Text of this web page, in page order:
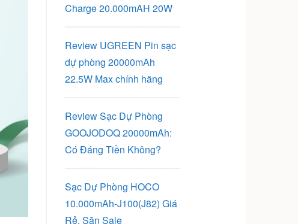
Charge 20.000mAH 20W
Review UGREEN Pin sạc
dự phòng 20000mAh
22.5W Max chính hãng
Review Sạc Dự Phòng
GOOJODOQ 20000mAh:
Có Đáng Tiền Không?
Sạc Dự Phòng HOCO
10.000mAh-J100(J82) Giá
Rẻ, Săn Sale